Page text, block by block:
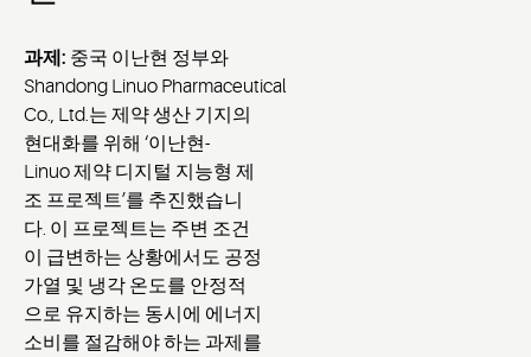
과제 : 중국 이난현 정부와
Shandong Linuo Pharmaceutical
Co., Ltd.는 제약 생산 기지의
현대화를 위해 ‘이난현-
Linuo 제약 디지털 지능형 제
조 프로젝트’를 추진했습니
다. 이 프로젝트는 주변 조건
이 급변하는 상황에서도 공정
가열 및 냉각 온도를 안정적
으로 유지하는 동시에 에너지
소비를 절감해야 하는 과제를